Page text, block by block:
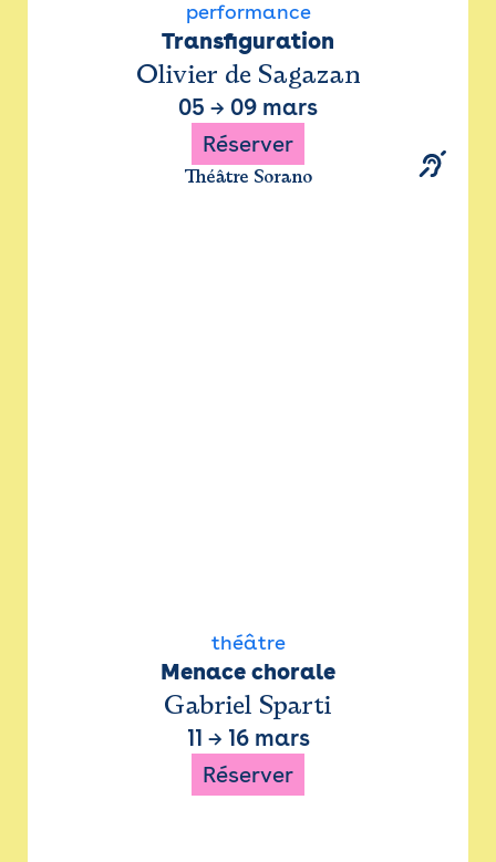
performance
Transfiguration
Olivier de Sagazan
05 → 09 mars
Réserver
Théâtre Sorano
théâtre
Menace chorale
Gabriel Sparti
11 → 16 mars
Réserver